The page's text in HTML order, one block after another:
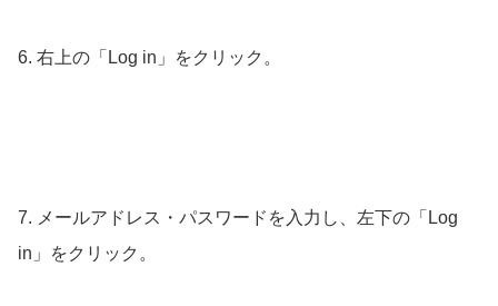
6. 右上の「Log in」をクリック。
7. メールアドレス・パスワードを入力し、左下の「Log
in」をクリック。